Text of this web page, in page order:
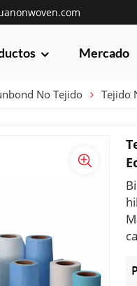
Mercado
No Tejido Tejido